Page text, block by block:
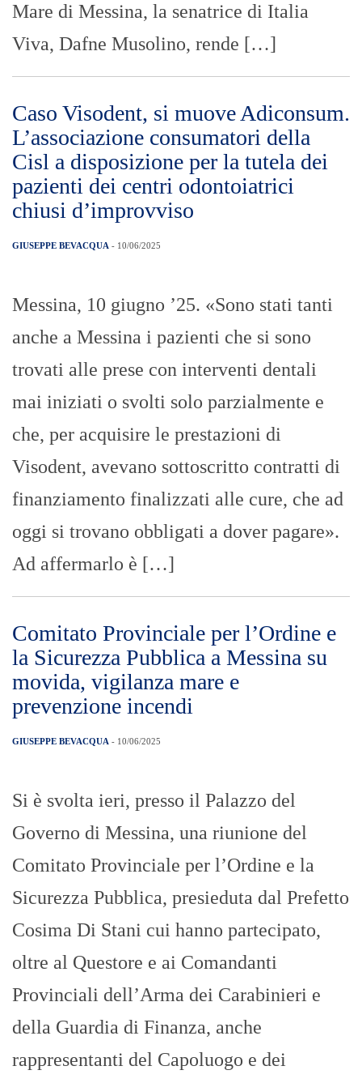
Mare di Messina, la senatrice di Italia
Viva, Dafne Musolino, rende […]
Caso Visodent, si muove Adiconsum.
L’associazione consumatori della
Cisl a disposizione per la tutela dei
pazienti dei centri odontoiatrici
chiusi d’improvviso
GIUSEPPE BEVACQUA - 10/06/2025
Messina, 10 giugno ’25. «Sono stati tanti
anche a Messina i pazienti che si sono
trovati alle prese con interventi dentali
mai iniziati o svolti solo parzialmente e
che, per acquisire le prestazioni di
Visodent, avevano sottoscritto contratti di
finanziamento finalizzati alle cure, che ad
oggi si trovano obbligati a dover pagare».
Ad affermarlo è […]
Comitato Provinciale per l’Ordine e
la Sicurezza Pubblica a Messina su
movida, vigilanza mare e
prevenzione incendi
GIUSEPPE BEVACQUA - 10/06/2025
Si è svolta ieri, presso il Palazzo del
Governo di Messina, una riunione del
Comitato Provinciale per l’Ordine e la
Sicurezza Pubblica, presieduta dal Prefetto
Cosima Di Stani cui hanno partecipato,
oltre al Questore e ai Comandanti
Provinciali dell’Arma dei Carabinieri e
della Guardia di Finanza, anche
rappresentanti del Capoluogo e dei